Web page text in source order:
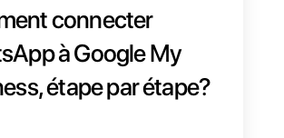
de contact de votre